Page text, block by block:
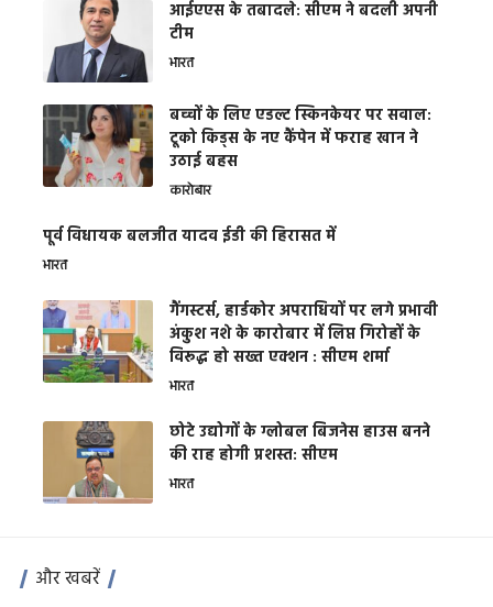
आईएएस के तबादले: सीएम ने बदली अपनी
टीम
भारत
बच्चों के लिए एडल्ट स्किनकेयर पर सवाल:
टूको किड्स के नए कैंपेन में फराह खान ने
उठाई बहस
कारोबार
पूर्व विधायक बलजीत यादव ईडी की हिरासत में
भारत
गैंगस्टर्स, हार्डकोर अपराधियों पर लगे प्रभावी
अंकुश नशे के कारोबार में लिप्त गिरोहों के
विरूद्ध हो सख्त एक्शन : सीएम शर्मा
भारत
छोटे उद्योगों के ग्लोबल बिजनेस हाउस बनने
की राह होगी प्रशस्त: सीएम
भारत
और खबरें